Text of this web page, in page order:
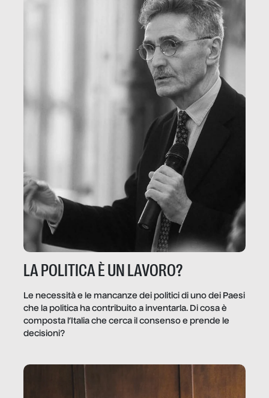
LA POLITICA È UN LAVORO?
Le necessità e le mancanze dei politici di uno dei Paesi
che la politica ha contribuito a inventarla. Di cosa è
composta l’Italia che cerca il consenso e prende le
decisioni?